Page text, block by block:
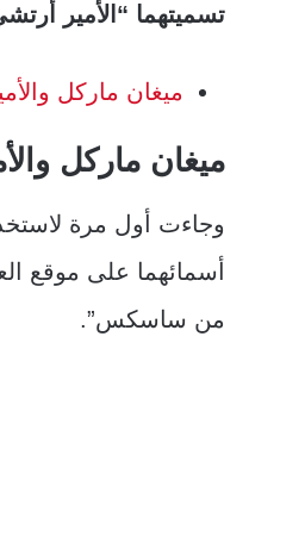
تسميتهما “الأمير
ميغان ماركل
ميغان ماركل
أسمائهما على موقع
من ساسكس”.